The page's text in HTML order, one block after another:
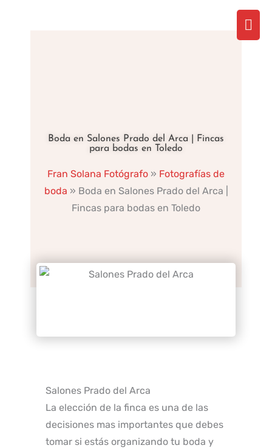
Boda en Salones Prado del Arca | Fincas
para bodas en Toledo
Fran Solana Fotógrafo » Fotografías de
boda » Boda en Salones Prado del Arca |
Fincas para bodas en Toledo
Salones Prado del Arca
La elección de la finca es una de las
decisiones mas importantes que debes
tomar si estás organizando tu boda y